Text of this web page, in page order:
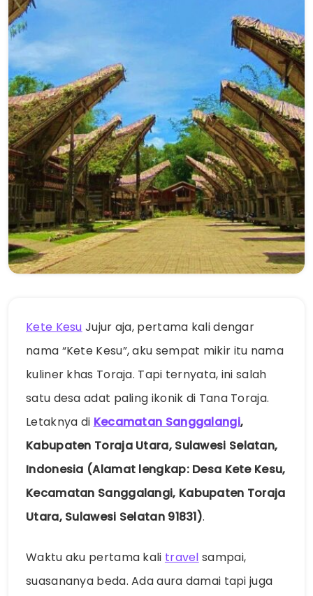
Kete Kesu Jujur aja, pertama kali dengar
nama “Kete Kesu”, aku sempat mikir itu nama
kuliner khas Toraja. Tapi ternyata, ini salah
satu desa adat paling ikonik di Tana Toraja.
Letaknya di Kecamatan Sanggalangi,
Kabupaten Toraja Utara, Sulawesi Selatan,
Indonesia (Alamat lengkap: Desa Kete Kesu,
Kecamatan Sanggalangi, Kabupaten Toraja
Utara, Sulawesi Selatan 91831).
Waktu aku pertama kali travel sampai,
suasananya beda. Ada aura damai tapi juga